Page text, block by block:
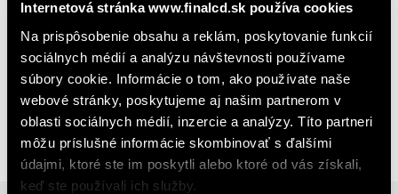
Internetová stránka www.finalcd.sk používa cookies
Na prispôsobenie obsahu a reklám, poskytovanie funkcií
sociálnych médií a analýzu návštevnosti používame
súbory cookie. Informácie o tom, ako používate naše
webové stránky, poskytujeme aj našim partnerom v
oblasti sociálnych médií, inzercie a analýzy. Títo partneri
môžu príslušné informácie skombinovať s ďalšími
údajmi, ktoré ste im poskytli alebo ktoré od vás získali,
keď ste používali ich služby.
Kalkulácia financovania
Výkup vozidiel